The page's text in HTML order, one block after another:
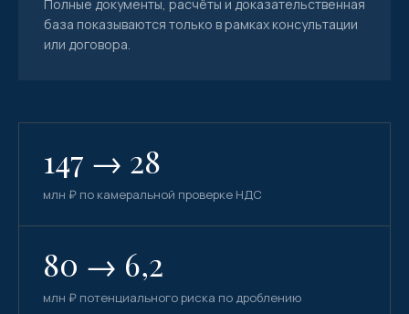
Полные документы, расчёты и доказательственная
база показываются только в рамках консультации
или договора.
147 → 28
млн ₽ по камеральной проверке НДС
80 → 6,2
млн ₽ потенциального риска по дроблению